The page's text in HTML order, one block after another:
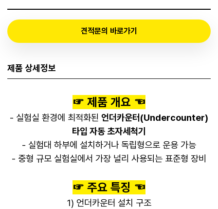
견적문의 바로가기
제품 상세정보
☞ 제품 개요 ☜
- 실험실 환경에 최적화된 언더카운터(Undercounter)
타입 자동 초자세척기
- 실험대 하부에 설치하거나 독립형으로 운용 가능
- 중형 규모 실험실에서 가장 널리 사용되는 표준형 장비
☞ 주요 특징 ☜
1) 언더카운터 설치 구조